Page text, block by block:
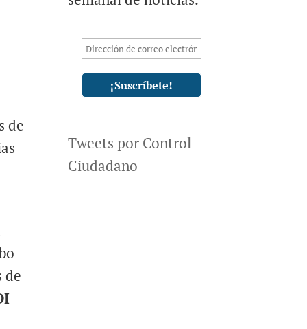
de
de
Tweets por Control
Ciudadano